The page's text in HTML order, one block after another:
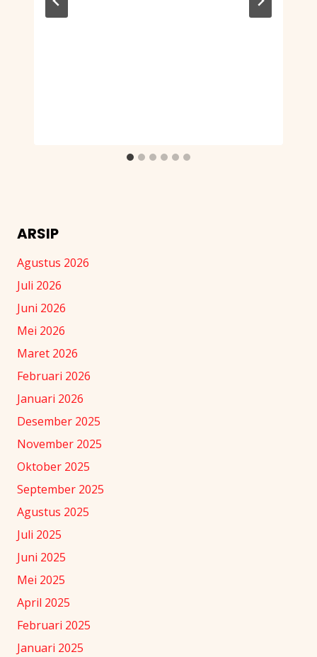
ARSIP
Agustus 2026
Juli 2026
Juni 2026
Mei 2026
Maret 2026
Februari 2026
Januari 2026
Desember 2025
November 2025
Oktober 2025
September 2025
Agustus 2025
Juli 2025
Juni 2025
Mei 2025
April 2025
Februari 2025
Januari 2025